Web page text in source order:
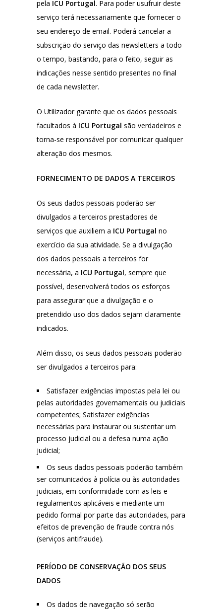
pela ICU Portugal. Para poder usufruir deste
serviço terá necessariamente que fornecer o
seu endereço de email. Poderá cancelar a
subscrição do serviço das newsletters a todo
o tempo, bastando, para o feito, seguir as
indicações nesse sentido presentes no final
de cada newsletter.
O Utilizador garante que os dados pessoais
facultados à ICU Portugal são verdadeiros e
torna-se responsável por comunicar qualquer
alteração dos mesmos.
FORNECIMENTO DE DADOS A TERCEIROS
Os seus dados pessoais poderão ser
divulgados a terceiros prestadores de
serviços que auxiliem a ICU Portugal no
exercício da sua atividade. Se a divulgação
dos dados pessoais a terceiros for
necessária, a ICU Portugal, sempre que
possível, desenvolverá todos os esforços
para assegurar que a divulgação e o
pretendido uso dos dados sejam claramente
indicados.
Além disso, os seus dados pessoais poderão
ser divulgados a terceiros para:
Satisfazer exigências impostas pela lei ou
pelas autoridades governamentais ou judiciais
competentes; Satisfazer exigências
necessárias para instaurar ou sustentar um
processo judicial ou a defesa numa ação
judicial;
Os seus dados pessoais poderão também
ser comunicados à polícia ou às autoridades
judiciais, em conformidade com as leis e
regulamentos aplicáveis e mediante um
pedido formal por parte das autoridades, para
efeitos de prevenção de fraude contra nós
(serviços antifraude).
PERÍODO DE CONSERVAÇÃO DOS SEUS
DADOS
Os dados de navegação só serão